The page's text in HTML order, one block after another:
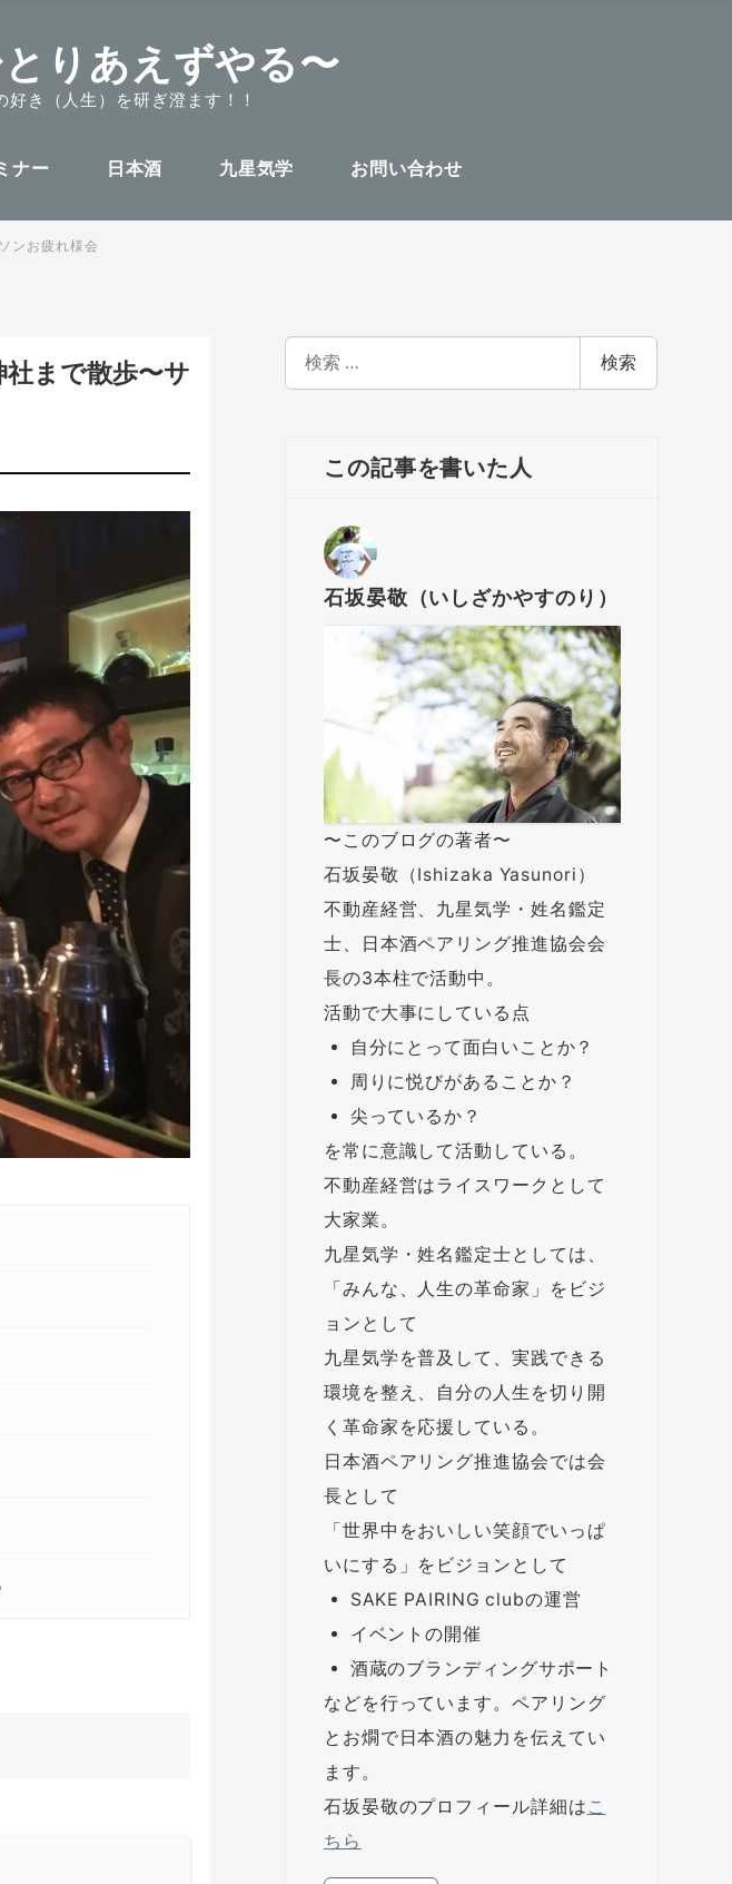
りあえずやる〜
き（人生）を研ぎ澄ます！！
ナー 日本酒 九星気学 お問い合わせ
ンお疲れ様会
社まで散歩〜サ
索
検索
この記事を書いた人
石坂晏敬（いしざかやすのり）
〜このブログの著者〜
石坂晏敬（Ishizaka Yasunori）
不動産経営、九星気学・姓名鑑定
士、日本酒ペアリング推進協会会
長の3本柱で活動中。
活動で大事にしている点
自分にとって面白いことか？
周りに悦びがあることか？
尖っているか？
を常に意識して活動している。
不動産経営はライスワークとして
大家業。
九星気学・姓名鑑定士としては、
「みんな、人生の革命家」をビジ
ョンとして
九星気学を普及して、実践できる
環境を整え、自分の人生を切り開
く革命家を応援している。
日本酒ペアリング推進協会では会
長として
「世界中をおいしい笑顔でいっぱ
いにする」をビジョンとして
SAKE PAIRING clubの運営
イベントの開催
酒蔵のブランディングサポート
などを行っています。ペアリング
とお燗で日本酒の魅力を伝えてい
ます。
石坂晏敬のプロフィール詳細は こ
ちら